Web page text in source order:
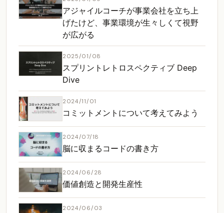
アジャイルコーチが事業会社を立ち上
げたけど、事業環境が生々しくて視野
が広がる
2025/01/08
スプリントレトロスペクティブ Deep
Dive
2024/11/01
コミットメントについて考えてみよう
2024/07/18
脳に収まるコードの書き方
2024/06/28
価値創造と開発生産性
2024/06/03